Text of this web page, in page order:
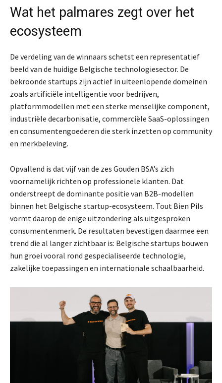
Wat het palmares zegt over het
ecosysteem
De verdeling van de winnaars schetst een representatief
beeld van de huidige Belgische technologiesector. De
bekroonde startups zijn actief in uiteenlopende domeinen
zoals artificiële intelligentie voor bedrijven,
platformmodellen met een sterke menselijke component,
industriële decarbonisatie, commerciële SaaS-oplossingen
en consumentengoederen die sterk inzetten op community
en merkbeleving.
Opvallend is dat vijf van de zes Gouden BSA’s zich
voornamelijk richten op professionele klanten. Dat
onderstreept de dominante positie van B2B-modellen
binnen het Belgische startup-ecosysteem. Tout Bien Pils
vormt daarop de enige uitzondering als uitgesproken
consumentenmerk. De resultaten bevestigen daarmee een
trend die al langer zichtbaar is: Belgische startups bouwen
hun groei vooral rond gespecialiseerde technologie,
zakelijke toepassingen en internationale schaalbaarheid.